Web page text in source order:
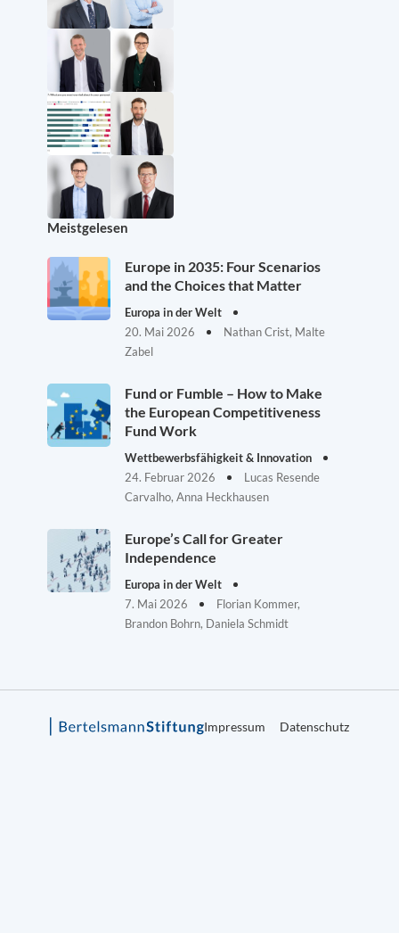
Meistgelesen
Europe in 2035: Four Scenarios
and the Choices that Matter
Europa in der Welt
20. Mai 2026
Nathan Crist, Malte
Zabel
Fund or Fumble – How to Make
the European Competitiveness
Fund Work
Wettbewerbsfähigkeit & Innovation
24. Februar 2026
Lucas Resende
Carvalho, Anna Heckhausen
Europe’s Call for Greater
Independence
Europa in der Welt
7. Mai 2026
Florian Kommer,
Brandon Bohrn, Daniela Schmidt
Impressum Datenschutz